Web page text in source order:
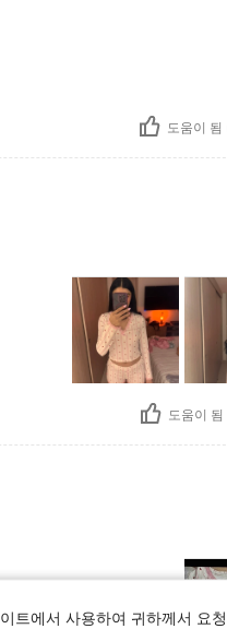
도움이 됨
도움이 됨
트에서 사용하여 귀하께서 요